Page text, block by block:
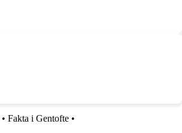
• Fakta i Gentofte •